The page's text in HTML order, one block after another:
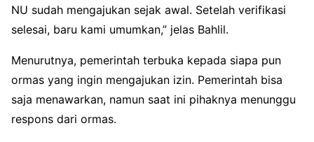
NU sudah mengajukan sejak awal. Setelah verifikasi
selesai, baru kami umumkan,” jelas Bahlil.
Menurutnya, pemerintah terbuka kepada siapa pun
ormas yang ingin mengajukan izin. Pemerintah bisa
saja menawarkan, namun saat ini pihaknya menunggu
respons dari ormas.